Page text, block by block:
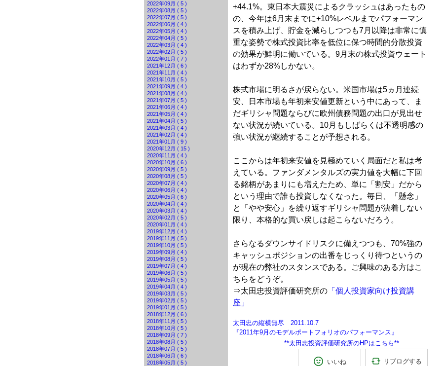
2022年09月 ( 5 )
2022年08月 ( 5 )
2022年07月 ( 5 )
2022年06月 ( 4 )
2022年05月 ( 4 )
2022年04月 ( 5 )
2022年03月 ( 4 )
2022年02月 ( 5 )
2022年01月 ( 7 )
2021年12月 ( 6 )
2021年11月 ( 4 )
2021年10月 ( 5 )
2021年09月 ( 4 )
2021年08月 ( 4 )
2021年07月 ( 5 )
2021年06月 ( 4 )
2021年05月 ( 4 )
2021年04月 ( 5 )
2021年03月 ( 4 )
2021年02月 ( 4 )
2021年01月 ( 9 )
2020年12月 ( 15 )
2020年11月 ( 4 )
2020年10月 ( 6 )
2020年09月 ( 5 )
2020年08月 ( 5 )
2020年07月 ( 4 )
2020年06月 ( 4 )
2020年05月 ( 6 )
2020年04月 ( 4 )
2020年03月 ( 4 )
2020年02月 ( 5 )
2020年01月 ( 4 )
2019年12月 ( 4 )
2019年11月 ( 5 )
2019年10月 ( 5 )
2019年09月 ( 4 )
2019年08月 ( 5 )
2019年07月 ( 4 )
2019年06月 ( 5 )
2019年05月 ( 5 )
2019年04月 ( 4 )
2019年03月 ( 5 )
2019年02月 ( 5 )
2019年01月 ( 5 )
2018年12月 ( 6 )
2018年11月 ( 5 )
2018年10月 ( 5 )
2018年09月 ( 7 )
2018年08月 ( 5 )
2018年07月 ( 5 )
2018年06月 ( 6 )
2018年05月 ( 5 )
+44.1%。東日本大震災によるクラッシュはあったもの
の、今年は6月末までに+10%レベルまでパフォーマン
スを積み上げ、貯金を減らしつつも7月以降は非常に慎
重な姿勢で株式投資比率を低位に保つ時間的分散投資
の効果が鮮明に働いている。9月末の株式投資ウェート
はわずか28%しかない。
株式市場に明るさが戻らない。米国市場は5ヵ月連続
安、日本市場も年初来安値更新という中にあって、ま
だギリシャ問題ならびに欧州債務問題の出口が見出せ
ない状況が続いている。10月もしばらくは不透明感の
強い状況が継続することが予想される。
ここからは年初来安値を見極めていく局面だと私は考
えている。ファンダメンタルズの実力値を大幅に下回
る銘柄があまりにも増えたため、単に「割安」だから
という理由で誰も投資しなくなった。毎日、「懸念」
と「やや安心」を繰り返すギリシャ問題が決着しない
限り、本格的な買い戻しは起こらないだろう。
さらなるダウンサイドリスクに備えつつも、70%強の
キャッシュポジションの出番をじっくり待つというの
が現在の弊社のスタンスである。ご興味のある方はこ
ちらをどうぞ。
⇒太田忠投資評価研究所の 「個人投資家向け投資講
座」
太田忠の縦横無尽 2011.10.7
『2011年9月のモデルポートフォリオのパフォーマンス』
**太田忠投資評価研究所のHPはこちら**
いいね リブログする